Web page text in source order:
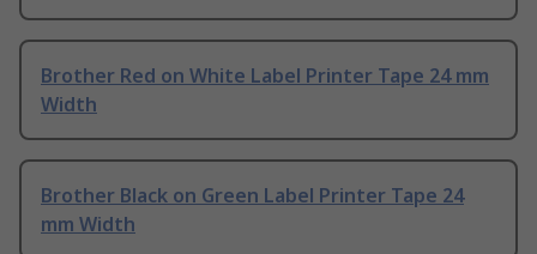
Brother Red on White Label Printer Tape 24 mm
Width
Brother Black on Green Label Printer Tape 24
mm Width